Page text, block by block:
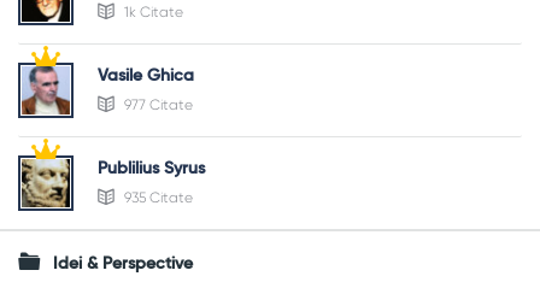
1k Citate
Vasile Ghica
977 Citate
Publilius Syrus
935 Citate
Idei & Perspective